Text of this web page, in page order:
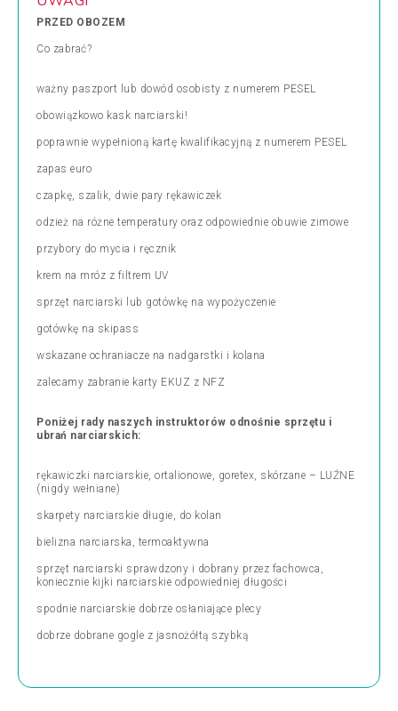
PRZED OBOZEM
Co zabrać?
ważny paszport lub dowód osobisty z numerem PESEL
obowiązkowo kask narciarski!
poprawnie wypełnioną kartę kwalifikacyjną z numerem PESEL
zapas euro
czapkę, szalik, dwie pary rękawiczek
odzież na różne temperatury oraz odpowiednie obuwie zimowe
przybory do mycia i ręcznik
krem na mróz z filtrem UV
sprzęt narciarski lub gotówkę na wypożyczenie
gotówkę na skipass
wskazane ochraniacze na nadgarstki i kolana
zalecamy zabranie karty EKUZ z NFZ
Poniżej rady naszych instruktorów odnośnie sprzętu i
ubrań narciarskich:
rękawiczki narciarskie, ortalionowe, goretex, skórzane – LUŹNE
(nigdy wełniane)
skarpety narciarskie długie, do kolan
bielizna narciarska, termoaktywna
sprzęt narciarski sprawdzony i dobrany przez fachowca,
koniecznie kijki narciarskie odpowiedniej długości
spodnie narciarskie dobrze osłaniające plecy
dobrze dobrane gogle z jasnożółtą szybką